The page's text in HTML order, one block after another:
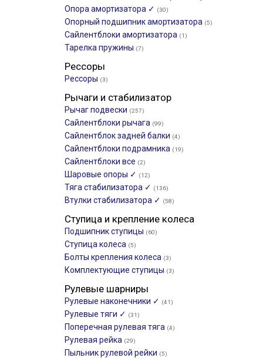
Опора амортизатора ✓ (30)
Опорный подшипник амортизатора (5)
Сайлентблоки амортизатора (1)
Тарелка пружины (7)
Рессоры
Рессоры (3)
Рычаги и стабилизатор
Рычаг подвески (257)
Сайлентблоки рычага (99)
Сайлентблок задней балки (4)
Сайлентблоки подрамника (19)
Сайлентблоки все (2)
Шаровые опоры ✓ (12)
Тяга стабилизатора ✓ (136)
Втулки стабилизатора ✓ (58)
Ступица и крепление колеса
Подшипник ступицы (60)
Ступица колеса (5)
Болты крепления колеса (3)
Комплектующие ступицы (3)
Рулевые шарниры
Рулевые наконечники ✓ (41)
Рулевые тяги ✓ (31)
Поперечная рулевая тяга (4)
Рулевая рейка (29)
Пыльник рулевой рейки (5)